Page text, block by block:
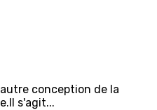
conception de la
s'agit...